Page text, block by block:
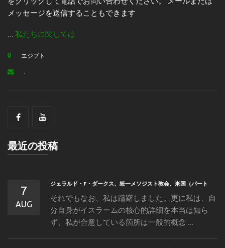
メッセージを送信することもできます
... 私たちに関しては
エジプト
最近の投稿
7
AUG
ジェラルド・F・ダークス、統一メソジスト教会、米国（パート
それでもなお、私は躊躇しました。更に私は、自
分自身がイスラームの核心的詳細を本当は知ら
ず、私が合意している箇所は一般的概念 ...